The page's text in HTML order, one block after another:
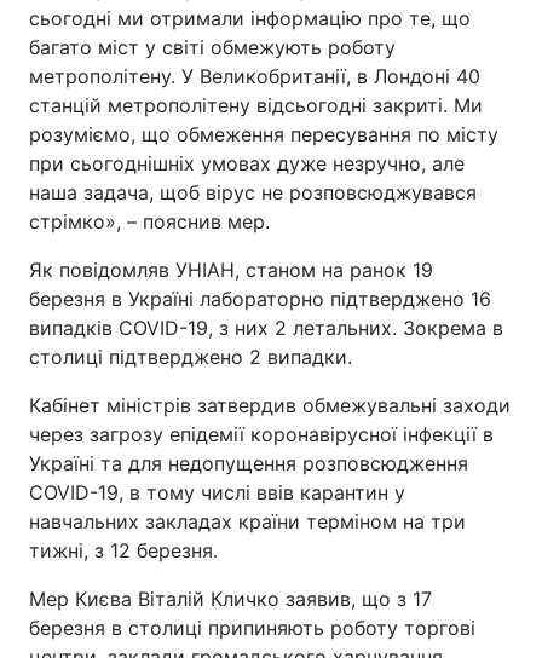
сьогодні ми отримали інформацію про те, що
багато міст у світі обмежують роботу
метрополітену. У Великобританії, в Лондоні 40
станцій метрополітену відсьогодні закриті. Ми
розуміємо, що обмеження пересування по місту
при сьогоднішніх умовах дуже незручно, але
наша задача, щоб вірус не розповсюджувався
стрімко», – пояснив мер.
Як повідомляв УНІАН, станом на ранок 19
березня в Україні лабораторно підтверджено 16
випадків COVID-19, з них 2 летальних. Зокрема в
столиці підтверджено 2 випадки.
Кабінет міністрів затвердив обмежувальні заходи
через загрозу епідемії коронавірусної інфекції в
Україні та для недопущення розповсюдження
COVID-19, в тому числі ввів карантин у
навчальних закладах країни терміном на три
тижні, з 12 березня.
Мер Києва Віталій Кличко заявив, що з 17
березня в столиці припиняють роботу торгові